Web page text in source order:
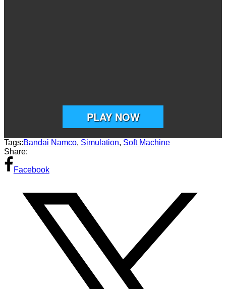
Tags:Bandai Namco, Simulation, Soft Machine
Share:
Facebook